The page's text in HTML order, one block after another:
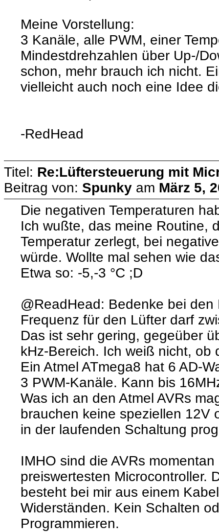
Meine Vorstellung:
3 Kanäle, alle PWM, einer
Mindestdrehzahlen über Up-/
schon, mehr brauch ich nicht.
vielleicht auch noch eine Idee
-RedHead
Titel: Re:Lüftersteuerung mit
Beitrag von: Spunky am März 5,
Die negativen Temperaturen
Ich wußte, das meine Routine,
Temperatur zerlegt, bei
würde. Wollte mal sehen wie
Etwa so: -5,-3 °C ;D
@ReadHead: Bedenke bei
Frequenz für den Lüfter darf
Das ist sehr gering, gegeüber
kHz-Bereich. Ich weiß nicht, ob
Ein Atmel ATmega8 hat 6 AD-
3 PWM-Kanäle. Kann bis
Was ich an den Atmel AVRs
brauchen keine speziellen 12V
in der laufenden Schaltung
IMHO sind die AVRs
preiswertesten Microcontroller.
besteht bei mir aus einem
Widerständen. Kein Schalten
Programmieren.